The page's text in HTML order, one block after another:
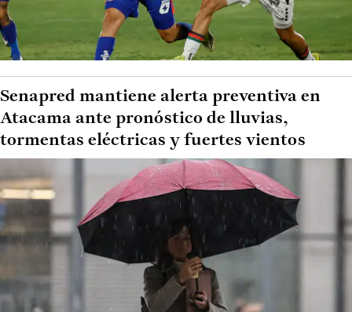
Senapred mantiene alerta preventiva en
Atacama ante pronóstico de lluvias,
tormentas eléctricas y fuertes vientos